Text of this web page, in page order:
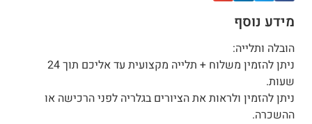
מידע נוסף
הובלה ותלייה:
ניתן להזמין משלוח + תלייה מקצועית עד אליכם תוך 24
שעות.
ניתן להזמין ולראות את הציורים בגלריה לפני הרכישה או
ההשכרה.